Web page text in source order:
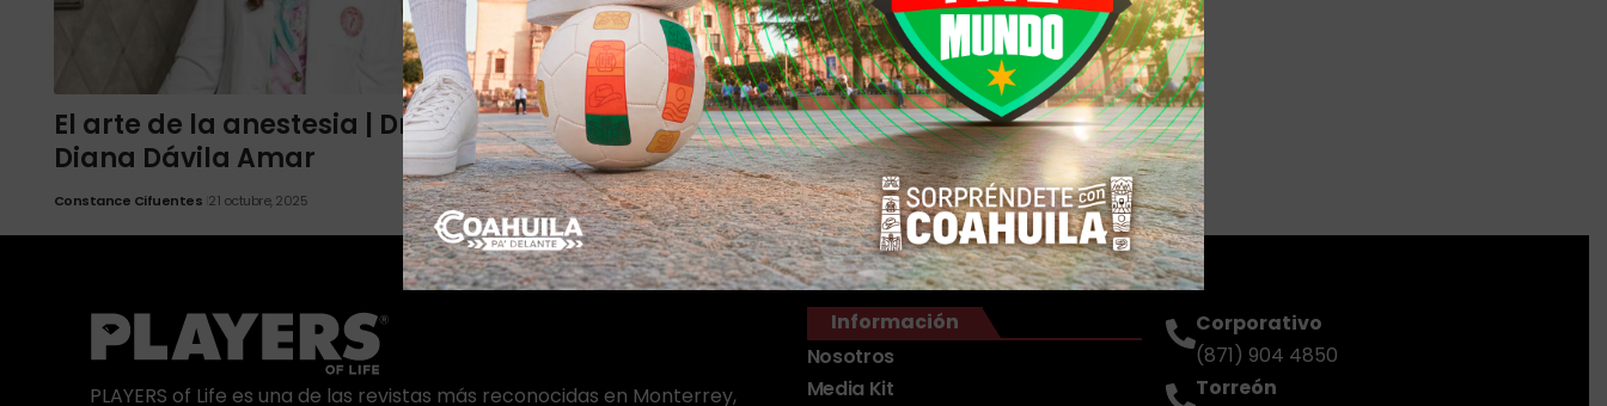
El arte de la anestesia | Dra.
Diana Dávila Amar
Constance Cifuentes 21 octubre, 2025
PLAYERS of Life es una de las revistas más reconocidas en Monterrey,
Información
Nosotros
Media Kit
Corporativo
(871) 904 4850
Torreón